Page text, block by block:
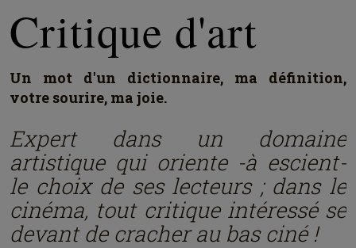
Critique d'art
Un mot d'un dictionnaire, ma définition,
votre sourire, ma joie.
Expert dans un domaine
artistique qui oriente -à escient-
le choix de ses lecteurs ; dans le
cinéma, tout critique intéressé se
devant de cracher au bas ciné !